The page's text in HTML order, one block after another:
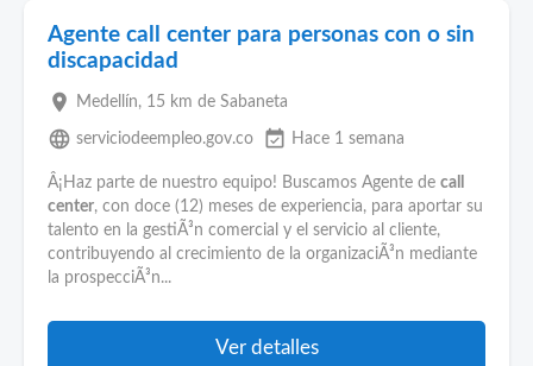
Agente call center para personas con o sin
discapacidad
place Medellín, 15 km de Sabaneta
language serviciodeempleo.gov.co event_available Hace 1 semana
Â¡Haz parte de nuestro equipo! Buscamos Agente de call
center, con doce (12) meses de experiencia, para aportar su
talento en la gestiÃ³n comercial y el servicio al cliente,
contribuyendo al crecimiento de la organizaciÃ³n mediante
la prospecciÃ³n...
Ver detalles